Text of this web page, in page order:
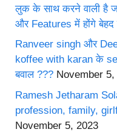
लुक के साथ करने वाली है
और Features में होंगे
Ranveer singh और
koffee with karan के
बवाल ??? November 5,
Ramesh Jetharam
profession, family,
November 5, 2023